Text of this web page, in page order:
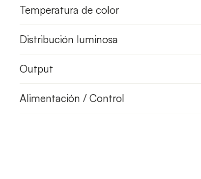
Temperatura de color
Distribución luminosa
Output
Alimentación / Control